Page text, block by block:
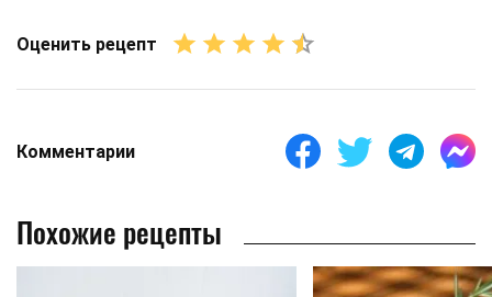
Оценить рецепт
Комментарии
Похожие рецепты